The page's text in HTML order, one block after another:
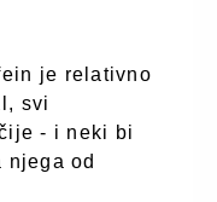
je relativno
svi
- i neki bi
od